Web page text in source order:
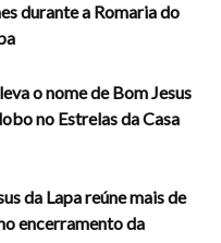
durante a Romaria do
o nome de Bom Jesus
no Estrelas da Casa
da Lapa reúne mais de
encerramento da